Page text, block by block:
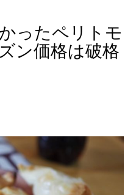
ったペリトモ
ン価格は破格